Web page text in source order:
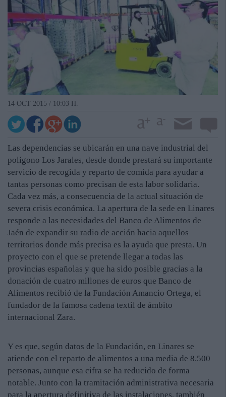
14 OCT 2015 / 10:03 H.
Las dependencias se ubicarán en una nave industrial del
polígono Los Jarales, desde donde prestará su importante
servicio de recogida y reparto de comida para ayudar a
tantas personas como precisan de esta labor solidaria.
Cada vez más, a consecuencia de la actual situación de
severa crisis económica. La apertura de la sede en Linares
responde a las necesidades del Banco de Alimentos de
Jaén de expandir su radio de acción hacia aquellos
territorios donde más precisa es la ayuda que presta. Un
proyecto con el que se pretende llegar a todas las
provincias españolas y que ha sido posible gracias a la
donación de cuatro millones de euros que Banco de
Alimentos recibió de la Fundación Amancio Ortega, el
fundador de la famosa cadena textil de ámbito
internacional Zara.
Y es que, según datos de la Fundación, en Linares se
atiende con el reparto de alimentos a una media de 8.500
personas, aunque esa cifra se ha reducido de forma
notable. Junto con la tramitación administrativa necesaria
para la apertura definitiva de las instalaciones, también